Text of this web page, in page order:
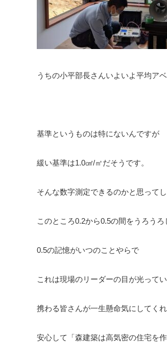
うちの小平部長さんいよいよ平均ア
基準というものは特にないんですが
緩い基準は1.0㎠/㎡だそうです。
そんな数字測定できるのかと思って
このところ0.2から0.5の間をうろう
0.5の記憶がいつのことやらで
これは現場のリーダーの目が光って
携わる皆さんが一生懸命気にしてく
安心して「森建築は高気密の住宅を